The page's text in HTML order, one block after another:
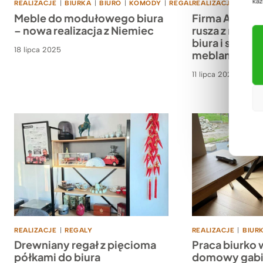
REALIZACJE BIURKA BIURO KOMODY REGALY | SOFY | SZAFY
Meble do modułowego biura
– nowa realizacja z Niemiec
18 lipca 2025
REALIZACJE
Firma Aura
rusza z
biura i strefa
meblami
11 lipca 2025
REALIZACJE | REGALY
Drewniany regał z pięcioma
półkami do biura
REALIZACJE |
Praca biurko
domowy